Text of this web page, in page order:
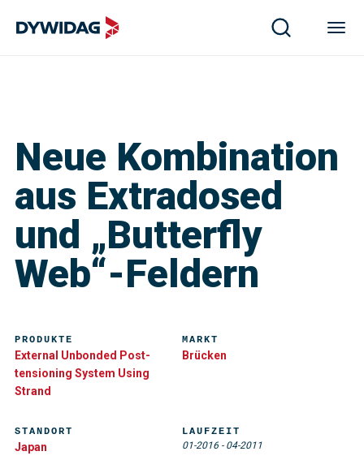
Neue Kombination
aus Extradosed
und „Butterfly
Web“-Feldern
PRODUKTE
External Unbonded Post-
tensioning System Using
Strand
MARKT
Brücken
STANDORT
Japan
LAUFZEIT
01-2016 - 04-2011